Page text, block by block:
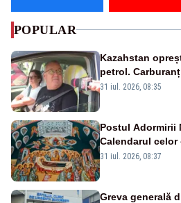
POPULAR
Kazahstan
petrol.
iar românii
31 iul. 2026, 08:35
Postul Adormirii
Calendarul
și zilele cu
31 iul. 2026, 08:37
Greva generală